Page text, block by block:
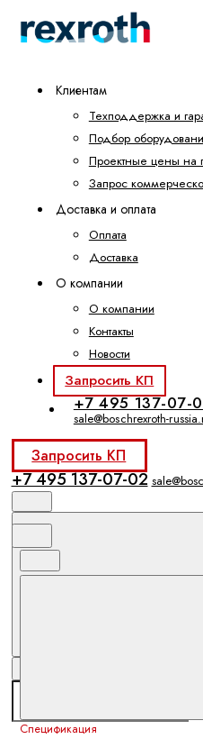
Клиентам
Техподдержка и
Подбор
Проектные цены на
Запрос
Доставка и оплата
Оплата
Доставка
О компании
О компании
Контакты
Новости
Запросить КП
+7 495 137-07-
sale@boschrexroth-
Запросить КП
+7 495 137-07-02
Спецификация